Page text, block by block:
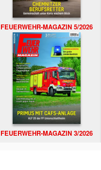
FEUERWEHR-MAGAZIN 5/2026
FEUERWEHR-MAGAZIN 3/2026